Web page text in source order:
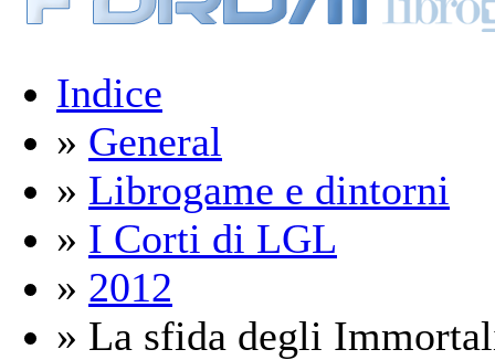
Indice
» General
» Librogame e dintorni
» I Corti di LGL
» 2012
» La sfida degli